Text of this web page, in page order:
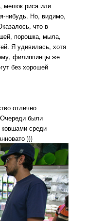
мешок риса или
нибудь. Но, видимо,
что в
порошка, мыла,
Я удивилась, хотя
филиппинцы же
без хорошей
отлично
были
среди
)))